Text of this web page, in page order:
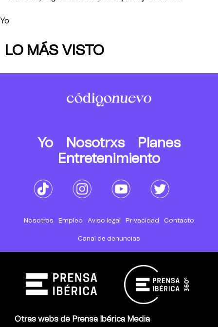
Yo
LO MÁS VISTO
Yo Nosotrxs
Planes
Entretenimiento
Nosotros Empleo Aviso legal Privacidad Contacto
Canal de denuncias
Otras webs de Prensa Ibérica Media